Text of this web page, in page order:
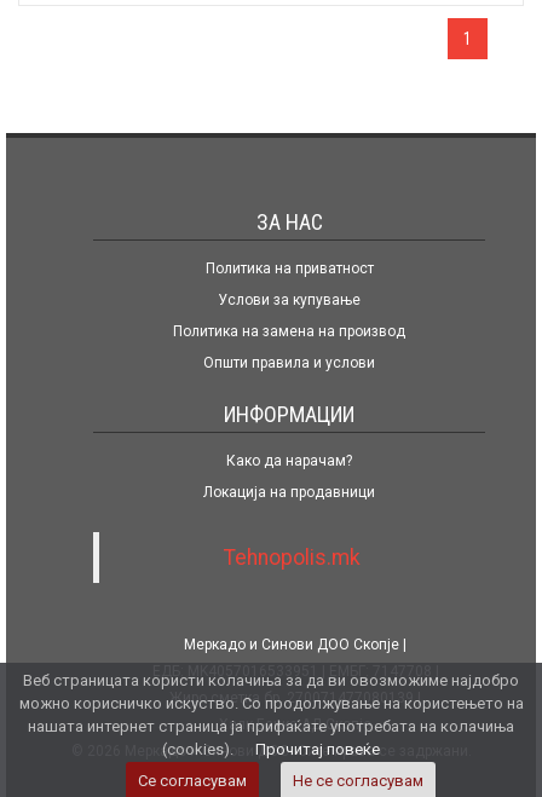
1
ЗА НАС
Политика на приватност
Услови за купување
Политика на замена на производ
Општи правила и услови
ИНФОРМАЦИИ
Како да нарачам?
Локација на продавници
Tehnopolis.mk
Меркадо и Синови ДОО Скопје
Жиро сметка бр. 270071477080139
Халк Банка АД Скопје
© 2026 Меркадо и Синови ДОО. Сите права се задржани.
Веб страницата користи колачиња за да ви овозможиме најдобро
можно корисничко искуство. Со продолжување на користењето на
нашата интернет страница ја прифаќате употребата на колачиња
(cookies).
Прочитај повеќе
Се согласувам
Не се согласувам